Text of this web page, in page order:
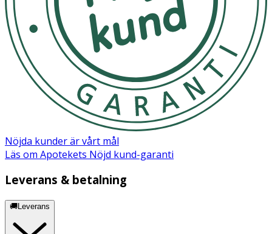
Nöjda kunder är vårt mål
Läs om Apotekets Nöjd kund-garanti
Leverans & betalning
🚚Leverans